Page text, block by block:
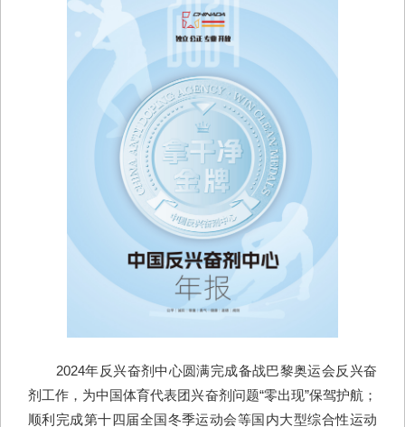
2024年反兴奋剂中心圆满完成备战巴黎奥运会反兴奋
剂工作，为中国体育代表团兴奋剂问题“零出现”保驾护航；
顺利完成第十四届全国冬季运动会等国内大型综合性运动